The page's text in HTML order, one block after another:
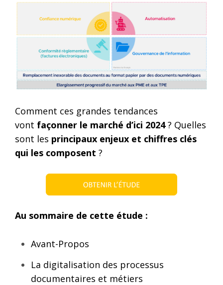
Comment ces grandes tendances
vont façonner le marché d’ici 2024? Quelles
sont les principaux enjeux et chiffres clés
qui les composent ?
Au sommaire de cette étude :
Avant-Propos
La digitalisation des processus
documentaires et métiers